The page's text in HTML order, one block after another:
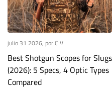
julio 31 2026, por C V
Best Shotgun Scopes for Slugs
(2026): 5 Specs, 4 Optic Types
Compared